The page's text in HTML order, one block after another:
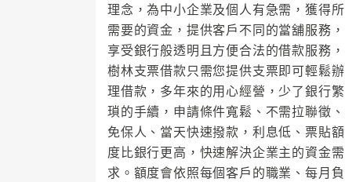
理念，為中小企業及個人有急需，獲得所
需要的資金，提供客戶不同的當舖服務，
享受銀行般透明且方便合法的借款服務，
樹林支票借款只需您提供支票即可輕鬆辦
理借款，多年來的用心經營，少了銀行繁
瑣的手續，申請條件寬鬆、不需拉聯徵、
免保人、當天快速撥款，利息低、票貼額
度比銀行更高，快速解決企業主的資金需
求。額度會依照每個客戶的職業、每月負